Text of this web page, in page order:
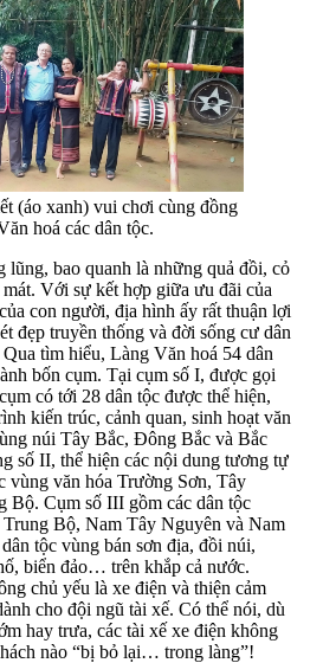
(áo xanh) vui chơi cùng đồng
hoá các dân tộc.
lũng, bao quanh là những quả đồi, cỏ
Với sự kết hợp giữa ưu đãi của
con người, địa hình ấy rất thuận lợi
đẹp truyền thống và đời sống cư dân
Qua tìm hiểu, Làng Văn hoá 54 dân
bốn cụm. Tại cụm số I, được gọi
có tới 28 dân tộc được thể hiện,
kiến trúc, cảnh quan, sinh hoạt văn
núi Tây Bắc, Đông Bắc và Bắc
số II, thể hiện các nội dung tương tự
vùng văn hóa Trường Sơn, Tây
Bộ. Cụm số III gồm các dân tộc
Bộ, Nam Tây Nguyên và Nam
tộc vùng bán sơn địa, đồi núi,
biển đảo… trên khắp cả nước.
chủ yếu là xe điện và thiện cảm
cho đội ngũ tài xế. Có thể nói, dù
hay trưa, các tài xế xe điện không
nào “bị bỏ lại… trong làng”!